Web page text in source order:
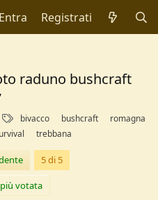
Entra Registrati
raduno bushcraft
a
bivacco bushcraft
romagna
trebbana
5 di 5
votata